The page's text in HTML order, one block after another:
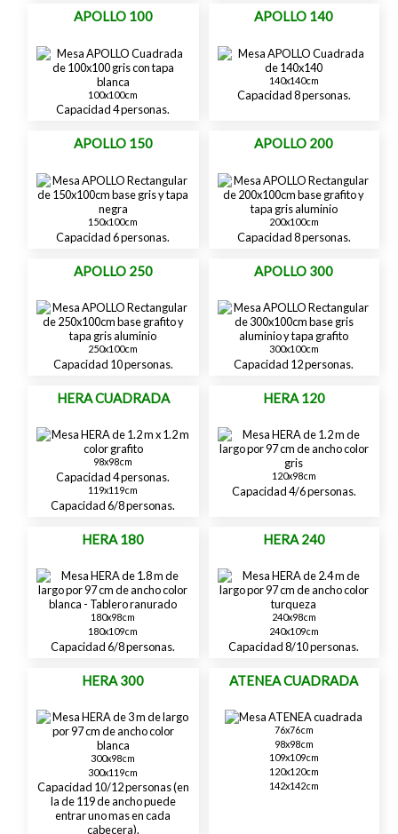
APOLLO 100
100x100cm
Capacidad 4 personas.
APOLLO 140
140x140cm
Capacidad 8 personas.
APOLLO 150
150x100cm
Capacidad 6 personas.
APOLLO 200
200x100cm
Capacidad 8 personas.
APOLLO 250
250x100cm
Capacidad 10 personas.
APOLLO 300
300x100cm
Capacidad 12 personas.
HERA CUADRADA
98x98cm
Capacidad 4 personas.
119x119cm
Capacidad 6/8 personas.
HERA 120
120x98cm
Capacidad 4/6 personas.
HERA 180
180x98cm
180x109cm
Capacidad 6/8 personas.
HERA 240
240x98cm
240x109cm
Capacidad 8/10 personas.
HERA 300
300x98cm
300x119cm
Capacidad 10/12 personas (en
la de 119 de ancho puede
entrar uno mas en cada
cabecera).
ATENEA CUADRADA
76x76cm
98x98cm
109x109cm
120x120cm
142x142cm